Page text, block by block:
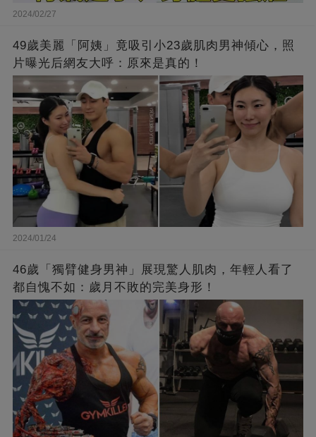
2024/02/27
49歲美麗「阿姨」竟吸引小23歲肌肉男神傾心，照
片曝光后網友大呼：原來是真的！
2024/01/24
46歲「獨臂健身男神」展現驚人肌肉，年輕人看了
都自愧不如：歲月不敗的完美身形！